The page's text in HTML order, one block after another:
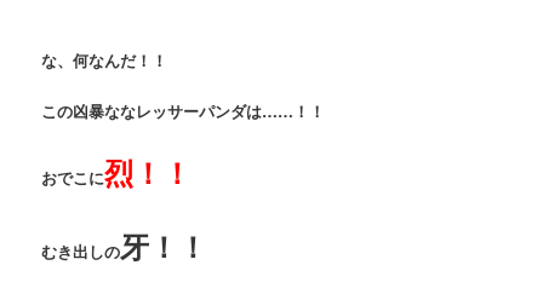
な、何なんだ！！
この凶暴ななレッサーパンダは……！！
おでこに烈！！
むき出しの牙！！